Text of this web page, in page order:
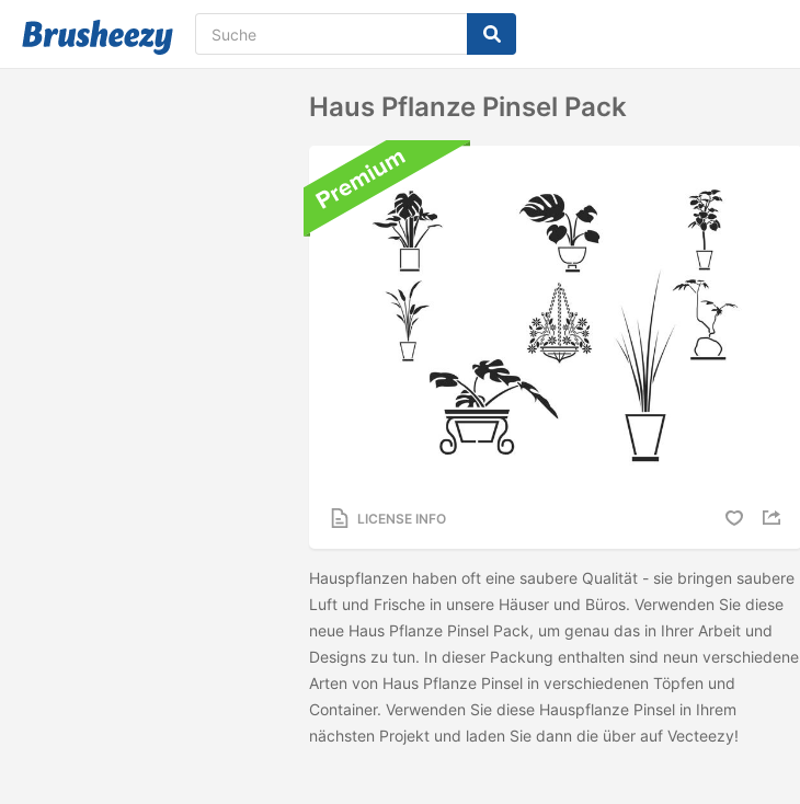
Haus Pflanze Pinsel Pack
LICENSE INFO
Hauspflanzen haben oft eine saubere Qualität - sie bringen saubere
Luft und Frische in unsere Häuser und Büros. Verwenden Sie diese
neue Haus Pflanze Pinsel Pack, um genau das in Ihrer Arbeit und
Designs zu tun. In dieser Packung enthalten sind neun verschiedene
Arten von Haus Pflanze Pinsel in verschiedenen Töpfen und
Container. Verwenden Sie diese Hauspflanze Pinsel in Ihrem
nächsten Projekt und laden Sie dann die über auf Vecteezy!